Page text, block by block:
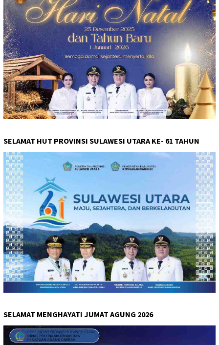
SELAMAT HUT PROVINSI SULAWESI UTARA KE- 61 TAHUN
SELAMAT MENGHAYATI JUMAT AGUNG 2026